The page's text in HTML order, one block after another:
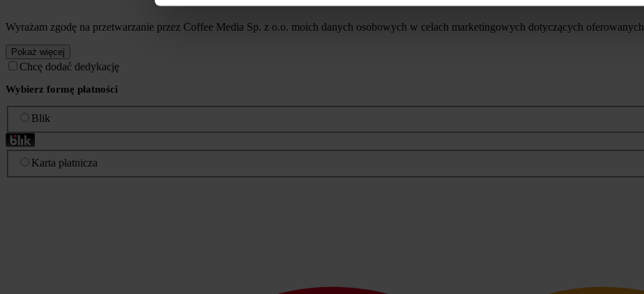
Wyrażam zgodę na przetwarzanie przez Coffee Media Sp. z o.o. moich danych osobowych w celach marketingowych dotyczących
Pokaż więcej
Chcę dodać dedykację
Wybierz formę płatności
Blik
Karta płatnicza